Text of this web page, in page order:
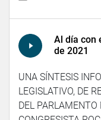
Al día con
de 2021
UNA SÍNTESIS
LEGISLATIVO, DE
DEL PARLAMENTO